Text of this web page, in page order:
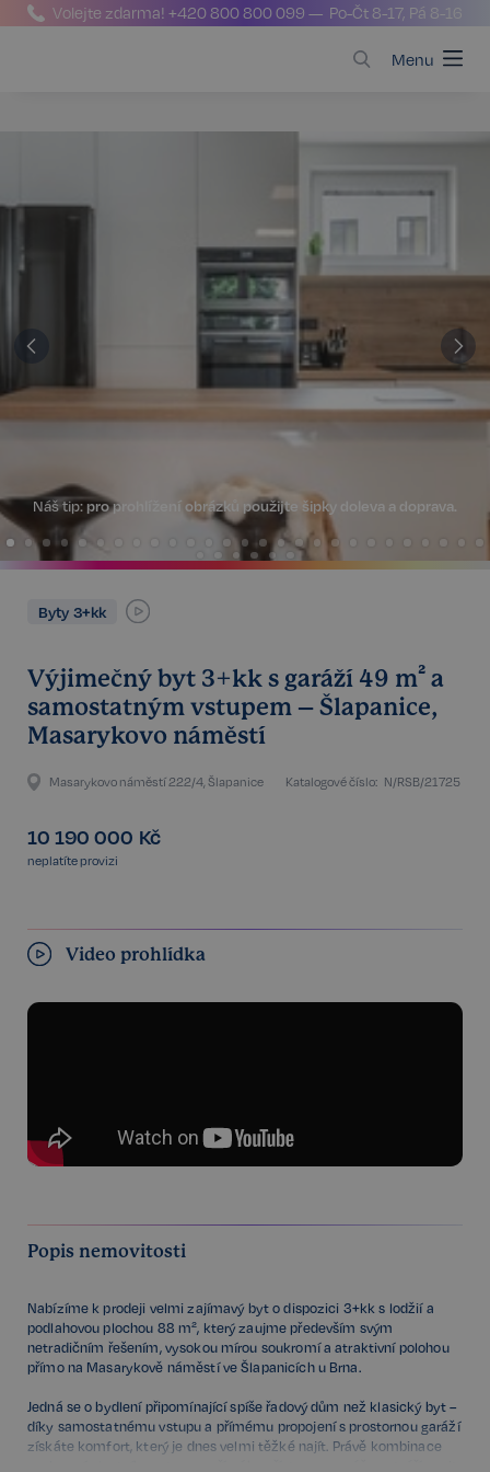
Volejte zdarma!+420 800 800 099 — Po-Čt 8-17, Pá 8-16
Menu
Náš tip:pro prohlížení obrázků použijte šipky doleva a doprava.
Byty 3+kk
Výjimečný byt 3+kk s garáží 49 m² a
samostatným vstupem – Šlapanice,
Masarykovo náměstí
Masarykovo náměstí 222/4, Šlapanice Katalogové číslo: N/RSB/21725
10 190 000 Kč
neplatíte provizi
Video prohlídka
Popis nemovitosti
Nabízíme k prodeji velmi zajímavý byt o dispozici 3+kk s lodžií a
podlahovou plochou 88 m², který zaujme především svým
netradičním řešením, vysokou mírou soukromí a atraktivní polohou
přímo na Masarykově náměstí ve Šlapanicích u Brna.
Jedná se o bydlení připomínající spíše řadový dům než klasický byt –
díky samostatnému vstupu a přímému propojení s prostornou garáží
získáte komfort, který je dnes velmi těžké najít. Právě kombinace